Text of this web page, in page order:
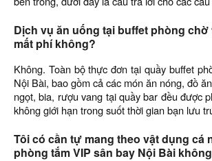
Dịch vụ ăn uống tại buffet phòng
mất phí không?
Không. Toàn bộ thực đơn tại quầy buffet
Nội Bài, bao gồm cả các món ăn nóng, đồ
ngọt, bia, rượu vang tại quầy bar đều được
không giới hạn trong suốt thời gian bạn lưu
Tôi có cần tự mang theo vật dụng cá
phòng tắm VIP sân bay Nội Bài